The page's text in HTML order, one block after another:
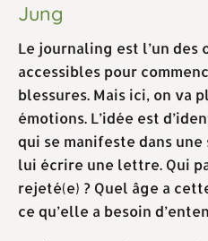
Jung
Le journaling est l’un des
accessibles pour
blessures. Mais ici, on va
émotions. L’idée est
qui se manifeste dans
lui écrire une lettre. Qui
rejeté(e) ? Quel âge a
ce qu’elle a besoin